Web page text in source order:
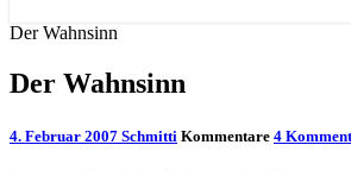
Der Wahnsinn
Der Wahnsinn
4. Februar 2007 Schmitti Kommentare 4